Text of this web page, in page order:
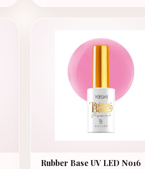
Rubber Base UV LED No16